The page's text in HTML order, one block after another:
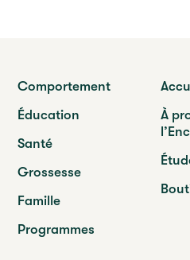
Comportement
Éducation
Santé
Grossesse
Famille
Programmes
À